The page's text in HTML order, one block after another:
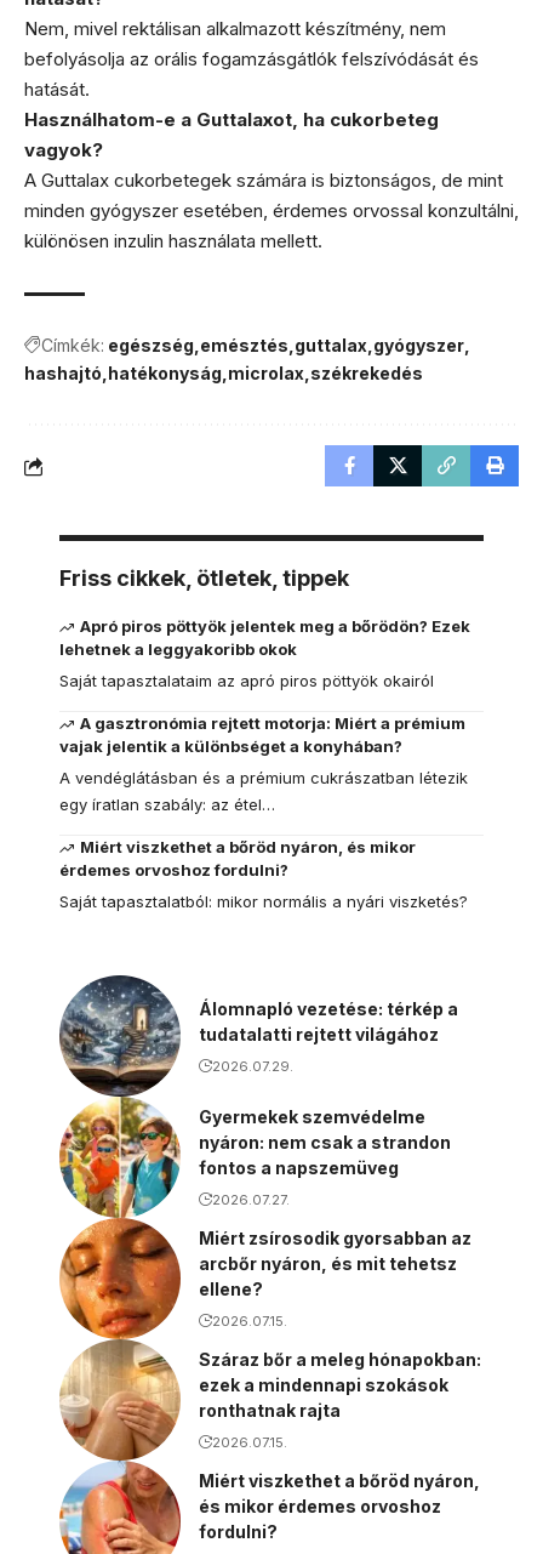
Nem, mivel rektálisan alkalmazott készítmény, nem
befolyásolja az orális fogamzásgátlók felszívódását és
hatását.
Használhatom-e a Guttalaxot, ha cukorbeteg
vagyok?
A Guttalax cukorbetegek számára is biztonságos, de mint
minden gyógyszer esetében, érdemes orvossal konzultálni,
különösen inzulin használata mellett.
Címkék: egészség emésztés guttalax gyógyszer
hashajtó hatékonyság microlax székrekedés
Friss cikkek, ötletek, tippek
Apró piros pöttyök jelentek meg a bőrödön? Ezek
lehetnek a leggyakoribb okok
Saját tapasztalataim az apró piros pöttyök okairól
A gasztronómia rejtett motorja: Miért a prémium
vajak jelentik a különbséget a konyhában?
A vendéglátásban és a prémium cukrászatban létezik
egy íratlan szabály: az étel…
Miért viszkethet a bőröd nyáron, és mikor
érdemes orvoshoz fordulni?
Saját tapasztalatból: mikor normális a nyári viszketés?
Álomnapló vezetése: térkép a
tudatalatti rejtett világához
2026.07.29.
Gyermekek szemvédelme
nyáron: nem csak a strandon
fontos a napszemüveg
2026.07.27.
Miért zsírosodik gyorsabban az
arcbőr nyáron, és mit tehetsz
ellene?
2026.07.15.
Száraz bőr a meleg hónapokban:
ezek a mindennapi szokások
ronthatnak rajta
2026.07.15.
Miért viszkethet a bőröd nyáron,
és mikor érdemes orvoshoz
fordulni?